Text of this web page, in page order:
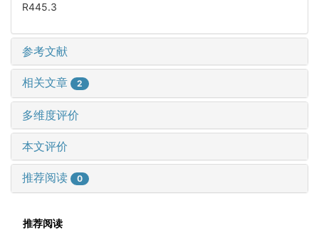
R445.3
参考文献
相关文章 2
多维度评价
本文评价
推荐阅读 0